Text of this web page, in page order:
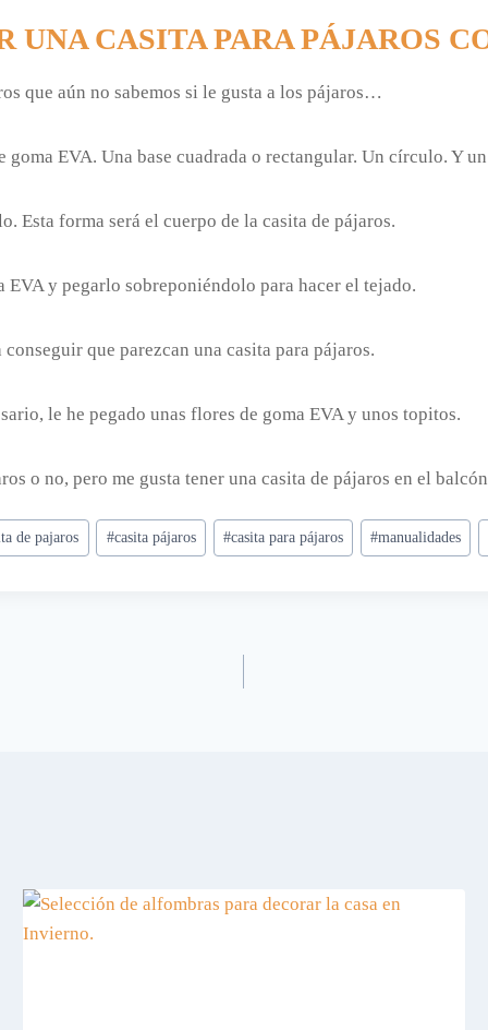
UNA CASITA PARA PÁJAROS
que aún no sabemos si le gusta a los pájaros…
EVA. Una base cuadrada o rectangular. Un círculo. Y
Esta forma será el cuerpo de la casita de pájaros.
y pegarlo sobreponiéndolo para hacer el tejado.
que parezcan una casita para pájaros.
le he pegado unas flores de goma EVA y unos topitos.
o no, pero me gusta tener una casita de pájaros en el
de pajaros #casita pájaros #casita para pájaros #manualidades